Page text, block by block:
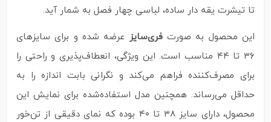
تا تیشرت یقه‌ دار ساده، لباسی چهار فصل به شمار آید.
این محصول به صورتفری‌سایز عرضه شده و برای سایزهای
۳۶ تا ۴۴ مناسب است. این ویژگی، انعطاف‌پذیری و راحتی را
برای مصرف‌کننده فراهم می‌کند و نگرانی بابت اندازه را به
حداقل می‌رساند. همچنین مدل استفاده‌شده برای نمایش این
محصول، دارای سایز ۳۸ تا ۴۰ بوده که نمای دقیقی از تن‌خور